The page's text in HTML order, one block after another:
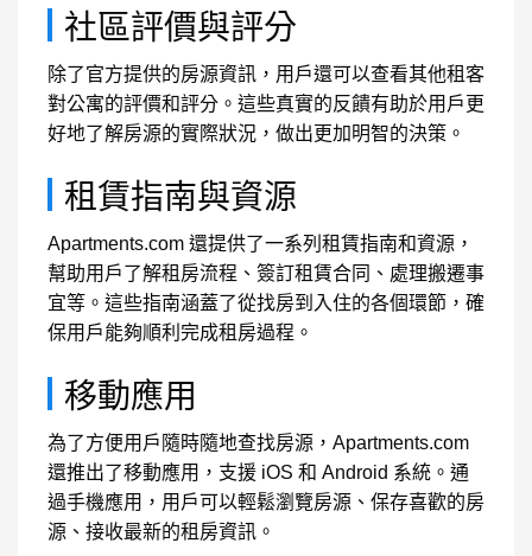
社區評價與評分
除了官方提供的房源資訊，用戶還可以查看其他租客
對公寓的評價和評分。這些真實的反饋有助於用戶更
好地了解房源的實際狀況，做出更加明智的決策。
租賃指南與資源
Apartments.com 還提供了一系列租賃指南和資源，
幫助用戶了解租房流程、簽訂租賃合同、處理搬遷事
宜等。這些指南涵蓋了從找房到入住的各個環節，確
保用戶能夠順利完成租房過程。
移動應用
為了方便用戶隨時隨地查找房源，Apartments.com
還推出了移動應用，支援 iOS 和 Android 系統。通
過手機應用，用戶可以輕鬆瀏覽房源、保存喜歡的房
源、接收最新的租房資訊。